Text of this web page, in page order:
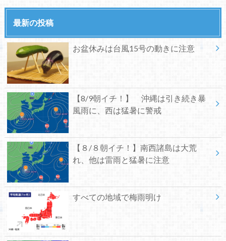
最新の投稿
お盆休みは台風15号の動きに注意
【8/9朝イチ！】 沖縄は引き続き暴
風雨に、西は猛暑に警戒
【８/８朝イチ！】南西諸島は大荒
れ、他は雷雨と猛暑に注意
すべての地域で梅雨明け